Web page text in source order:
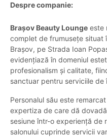
Despre companie:
Brașov Beauty Lounge este
complet de frumusețe situat
Brașov, pe Strada Ioan
evidențiază în domeniul
profesionalism și calitate,
sanctuar pentru serviciile de
Personalul său este
expertiza de care dă
sesiune într-o experiență de
salonului cuprinde servicii